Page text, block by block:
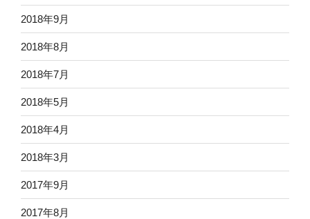
2018年9月
2018年8月
2018年7月
2018年5月
2018年4月
2018年3月
2017年9月
2017年8月